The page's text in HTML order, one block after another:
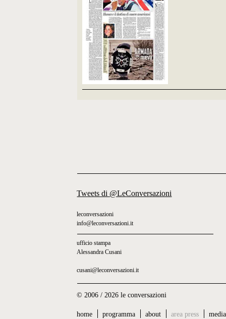
Tweets di @LeConversazioni
leconversazioni
info@leconversazioni.it
ufficio stampa
Alessandra Cusani
cusani@leconversazioni.it
© 2006 / 2026 le conversazioni
home programma about area press media